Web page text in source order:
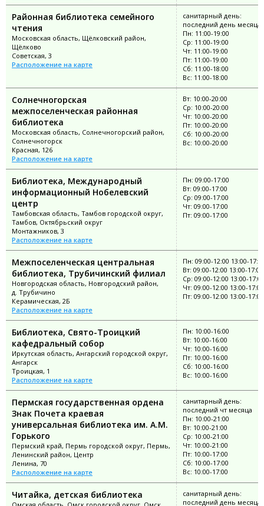
Районная библиотека семейного
чтения
Московская область, Щёлковский район,
Щёлково
Советская, 3
Расположение на карте
санитарный день:
последний день месяца
Пн: 11:00-19:00
Ср: 11:00-19:00
Чт: 11:00-19:00
Пт: 11:00-19:00
Сб: 11:00-18:00
Вс: 11:00-18:00
Солнечногорская
межпоселенческая районная
библиотека
Московская область, Солнечногорский район,
Солнечногорск
Красная, 126
Расположение на карте
Вт: 10:00-20:00
Ср: 10:00-20:00
Чт: 10:00-20:00
Пт: 10:00-20:00
Сб: 10:00-20:00
Вс: 10:00-20:00
Библиотека, Международный
информационный Нобелевский
центр
Тамбовская область, Тамбов городской округ,
Тамбов, Октябрьский округ
Монтажников, 3
Расположение на карте
Пн: 09:00-17:00
Вт: 09:00-17:00
Ср: 09:00-17:00
Чт: 09:00-17:00
Пт: 09:00-17:00
Межпоселенческая центральная
библиотека, Трубичинский филиал
Новгородская область, Новгородский район,
д. Трубичино
Керамическая, 2Б
Расположение на карте
Пн: 09:00-12:00 13:00-
Вт: 09:00-12:00 13:00-17:00
Ср: 09:00-12:00 13:00-17:00
Чт: 09:00-12:00 13:00-17:00
Пт: 09:00-12:00 13:00-17:00
Библиотека, Свято-Троицкий
кафедральный собор
Иркутская область, Ангарский городской округ,
Ангарск
Троицкая, 1
Расположение на карте
Пн: 10:00-16:00
Вт: 10:00-16:00
Чт: 10:00-16:00
Пт: 10:00-16:00
Сб: 10:00-16:00
Вс: 10:00-16:00
Пермская государственная ордена
Знак Почета краевая
универсальная библиотека им. А.М.
Горького
Пермский край, Пермь городской округ, Пермь,
Ленинский район, Центр
Ленина, 70
Расположение на карте
санитарный день:
последний чт месяца
Пн: 10:00-21:00
Вт: 10:00-21:00
Ср: 10:00-21:00
Чт: 10:00-21:00
Пт: 10:00-17:00
Сб: 10:00-17:00
Вс: 10:00-17:00
Читайка, детская библиотека
санитарный день:
последний день месяца